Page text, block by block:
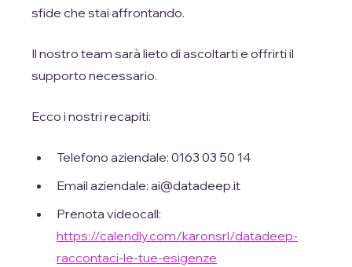
sfide che stai affrontando.
Il nostro team sarà lieto di ascoltarti e offrirti il
supporto necessario.
Ecco i nostri recapiti:
Telefono aziendale: 0163 03 50 14
Email aziendale: ai@datadeep.it
Prenota videocall:
https://calendly.com/karonsrl/datadeep-
raccontaci-le-tue-esigenze